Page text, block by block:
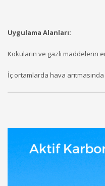
Uygulama Alanları:
Kokuların ve gazlı maddelerin
İç ortamlarda hava arıtmasında